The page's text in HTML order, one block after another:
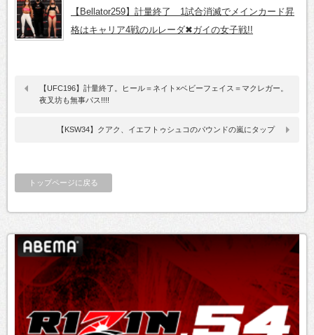
【Bellator259】計量終了 1試合消滅でメインカード昇
格はキャリア4戦のルレーダ✖ガイの女子戦!!
【UFC196】計量終了。ヒール＝ネイト×ベビーフェイス＝マクレガー。
夜叉坊も無事パス!!!!
【KSW34】クアク、イエフトゥシュコのパウンドの嵐にタップ
トップページに戻る